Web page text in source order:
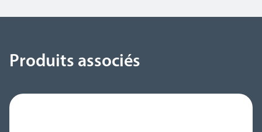
Produits associés